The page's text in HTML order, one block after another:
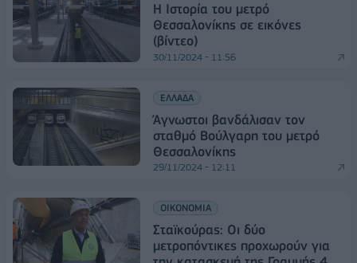
Η Ιστορία του μετρό
Θεσσαλονίκης σε εικόνες
(βίντεο)
30/11/2024 - 11:56
ΕΛΛΑΔΑ
Άγνωστοι βανδάλισαν τον
σταθμό Βούλγαρη του μετρό
Θεσσαλονίκης
29/11/2024 - 12:11
ΟΙΚΟΝΟΜΙΑ
Σταϊκούρας: Οι δύο
μετροπόντικες προχωρούν για